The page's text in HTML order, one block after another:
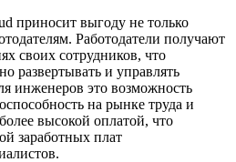
приносит выгоду не только
Работодатели получают
своих сотрудников, что
развертывать и управлять
инженеров это возможность
на рынке труда и
высокой оплатой, что
заработных плат